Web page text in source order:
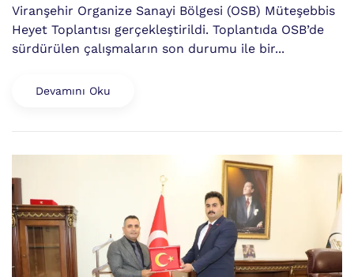
Viranşehir Organize Sanayi Bölgesi (OSB) Müteşebbis
Heyet Toplantısı gerçekleştirildi. Toplantıda OSB’de
sürdürülen çalışmaların son durumu ile bir...
Devamını Oku